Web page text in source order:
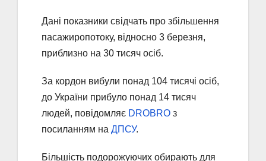
Дані показники свідчать про збільшення
пасажиропотоку, відносно 3 березня,
приблизно на 30 тисяч осіб.
За кордон вибули понад 104 тисячі осіб,
до України прибуло понад 14 тисяч
людей, повідомляє DROBRO з
посиланням на ДПСУ.
Більшість подорожуючих обирають для